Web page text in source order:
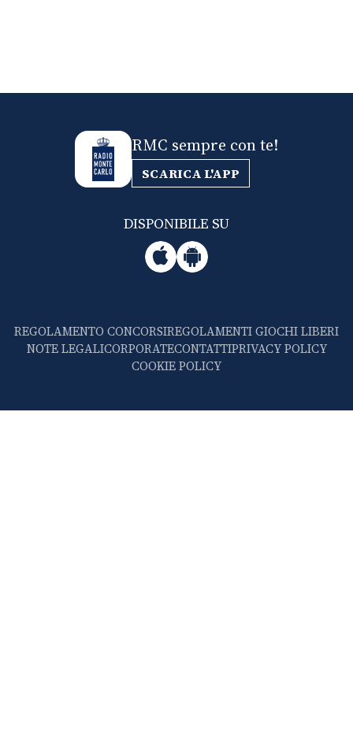
RMC sempre con te!
SCARICA L'APP
DISPONIBILE SU
REGOLAMENTO CONCORSIREGOLAMENTI GIOCHI LIBERI
NOTE LEGALICORPORATECONTATTIPRIVACY POLICY
COOKIE POLICY